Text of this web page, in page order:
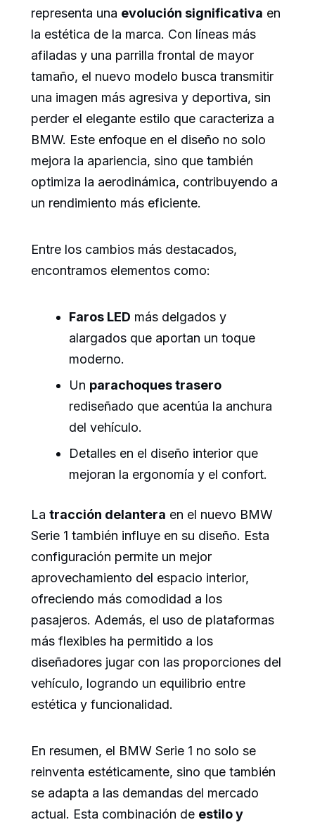
representa una evolución significativa en
la estética de la marca. Con líneas más
afiladas y una parrilla frontal de mayor
tamaño, el nuevo modelo busca transmitir
una imagen más agresiva y deportiva, sin
perder el elegante estilo que caracteriza a
BMW. Este enfoque en el diseño no solo
mejora la apariencia, sino que también
optimiza la aerodinámica, contribuyendo a
un rendimiento más eficiente.
Entre los cambios más destacados,
encontramos elementos como:
Faros LED más delgados y
alargados que aportan un toque
moderno.
Un parachoques trasero
rediseñado que acentúa la anchura
del vehículo.
Detalles en el diseño interior que
mejoran la ergonomía y el confort.
La tracción delantera en el nuevo BMW
Serie 1 también influye en su diseño. Esta
configuración permite un mejor
aprovechamiento del espacio interior,
ofreciendo más comodidad a los
pasajeros. Además, el uso de plataformas
más flexibles ha permitido a los
diseñadores jugar con las proporciones del
vehículo, logrando un equilibrio entre
estética y funcionalidad.
En resumen, el BMW Serie 1 no solo se
reinventa estéticamente, sino que también
se adapta a las demandas del mercado
actual. Esta combinación de estilo y